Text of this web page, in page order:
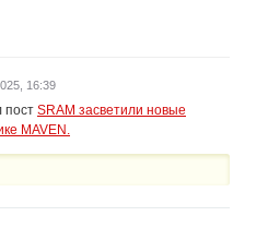
16:39
пост SRAM засветили новые
MAVEN.